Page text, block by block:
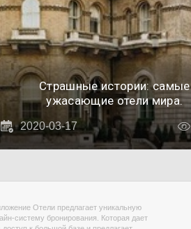
Страшные истории: самые
ужасающие отели мира.
2020-03-17
Отели предлагает уникальную
систему бронирования. Которая дает